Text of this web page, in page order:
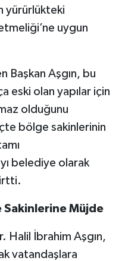
yürürlükteki
uygun
Başkan Aşgın, bu
eski olan yapılar için
olduğunu
bölge sakinlerinin
belediye olarak
Sakinlerine Müjde
Halil İbrahim Aşgın,
vatandaşlara